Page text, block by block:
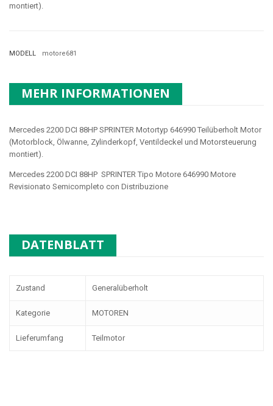
montiert).
MODELL motore681
MEHR INFORMATIONEN
Mercedes 2200 DCI 88HP SPRINTER Motortyp 646990 Teilüberholt Motor
(Motorblock, Ölwanne, Zylinderkopf, Ventildeckel und Motorsteuerung
montiert).
Mercedes 2200 DCI 88HP SPRINTER Tipo Motore 646990 Motore
Revisionato Semicompleto con Distribuzione
DATENBLATT
Zustand Generalüberholt
Kategorie MOTOREN
Lieferumfang Teilmotor